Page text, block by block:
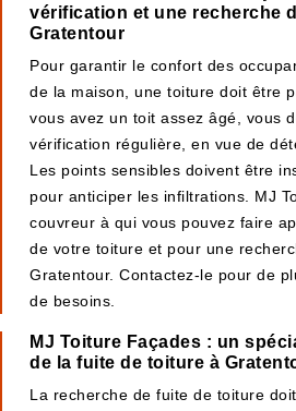
vérification et une recherche
Gratentour
Pour garantir le confort des
de la maison, une toiture doit être
vous avez un toit assez âgé, vous
vérification régulière, en vue de
Les points sensibles doivent être
pour anticiper les infiltrations. MJ
couvreur à qui vous pouvez faire
de votre toiture et pour une
Gratentour. Contactez-le pour de
de besoins.
MJ Toiture Façades : un
de la fuite de toiture à
La recherche de fuite de toiture